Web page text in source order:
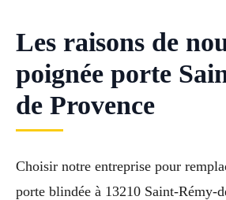
Les raisons de
poignée porte
de Provence
Choisir notre entreprise pour
porte blindée à 13210 Saint-Rémy-